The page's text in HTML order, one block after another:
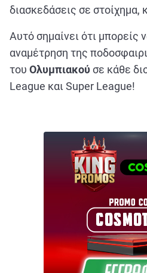
διασκεδάσεις σε στοίχημα,
Αυτό σημαίνει ότι μπορείς
αναμέτρηση της
του Ολυμπιακού σε κάθε
League και Super League!